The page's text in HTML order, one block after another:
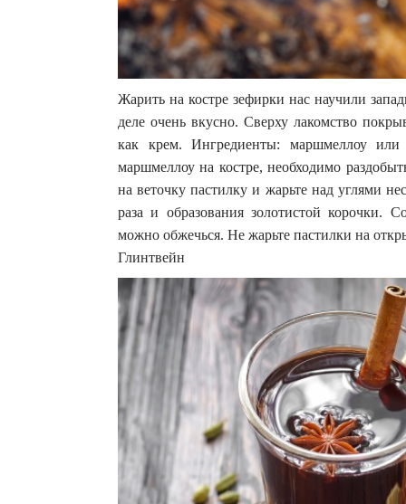
Жарить на костре зефирки нас научили
деле очень вкусно. Сверху лакомство
как крем. Ингредиенты: маршмеллоу
маршмеллоу на костре, необходимо
на веточку пастилку и жарьте над углями
раза и образования золотистой корочки.
можно обжечься. Не жарьте пастилки на
Глинтвейн